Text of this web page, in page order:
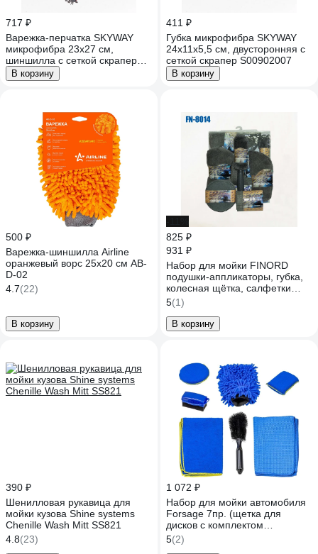
717 ₽
Варежка-перчатка SKYWAY
микрофибра 23х27 см,
шиншилла с сеткой скрапер
S00903002
В корзину
411 ₽
Губка микрофибра SKYWAY
24х11х5,5 см, двусторонняя с
сеткой скрапер S00902007
В корзину
500 ₽
Варежка-шиншилла Airline
оранжевый ворс 25х20 см AB-
D-02
4.7(22)
В корзину
825 ₽
931 ₽
Набор для мойки FINORD
подушки-аппликаторы, губка,
колесная щётка, салфетки
40x40 см, перчатка, сумка FN-
8014
5(1)
В корзину
390 ₽
Шенилловая рукавица для
мойки кузова Shine systems
Chenille Wash Mitt SS821
4.8(23)
1 072 ₽
Набор для мойки автомобиля
Forsage 7пр. (щетка для
дисков с комплектом
полотенец и губок) F-
CWK5238(58905)
5(2)